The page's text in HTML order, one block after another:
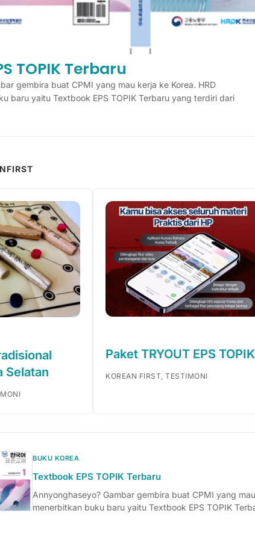
TOPIK Terbaru
gembira buat CPMI yang mau kerja ke Korea. HRD
baru yaitu Textbook EPS TOPIK Terbaru yang terdiri dari
Selatan
Paket TRYOUT EPS TOPIK
KOREAN FIRST, TESTIMONI
BUKU KOREA
Textbook EPS TOPIK Terbaru
Annyonghaseyo? Gambar gembira buat CPMI yang
menerbitkan buku baru yaitu Textbook EPS TOPIK